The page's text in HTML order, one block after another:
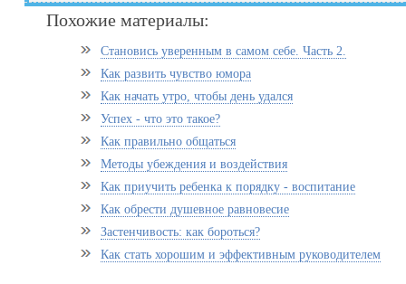
Похожие материалы:
Становись уверенным в самом себе. Часть 2.
Как развить чувство юмора
Как начать утро, чтобы день удался
Успех - что это такое?
Как правильно общаться
Методы убеждения и воздействия
Как приучить ребенка к порядку - воспитание
Как обрести душевное равновесие
Застенчивость: как бороться?
Как стать хорошим и эффективным руководителем